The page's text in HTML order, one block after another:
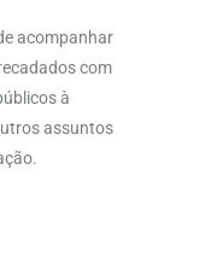
acompanhar
com
à
assuntos